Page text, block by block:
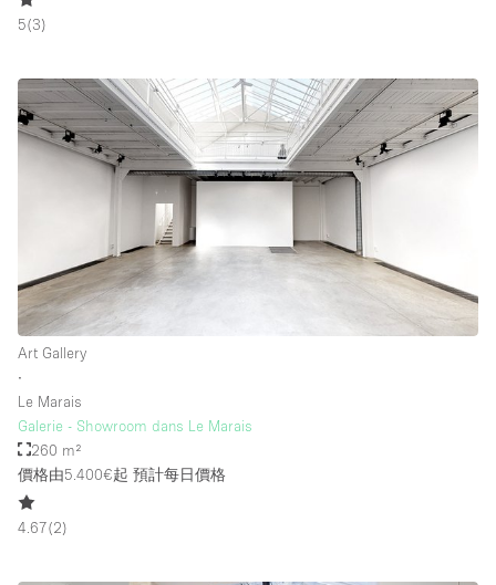
5(3)
Art Gallery
∙
Le Marais
Galerie - Showroom dans Le Marais
260 m²
價格由5.400€起 預計每日價格
4.67(2)